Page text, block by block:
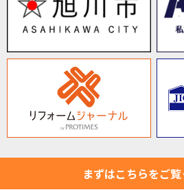
まずはこちらをご